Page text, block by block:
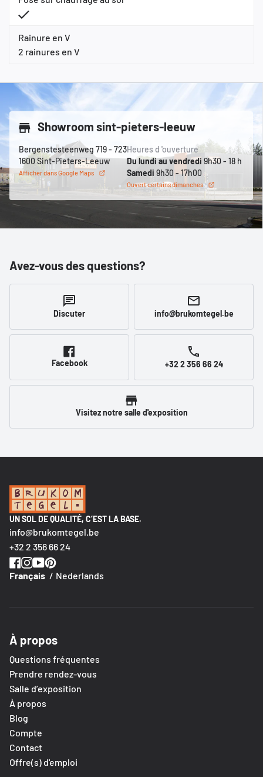
Rainure en V
2 rainures en V
Showroom sint-pieters-leeuw
Bergenstesteenweg 719 - 723
1600 Sint-Pieters-Leeuw
Afficher dans Google Maps
Heures d 'ouverture
Du lundi au vendredi 9h30 - 18 h
Samedi 9h30 - 17h00
Ouvert certains dimanches
Avez-vous des questions?
Discuter info@brukomtegel.be
Facebook +32 2 356 66 24
Visitez notre salle d'exposition
UN SOL DE QUALITÉ, C’EST LA BASE.
info@brukomtegel.be
+32 2 356 66 24
Nederlands
Français
À propos
Questions fréquentes
Prendre rendez-vous
Salle d’exposition
À propos
Blog
Compte
Contact
Offre(s) d'emploi